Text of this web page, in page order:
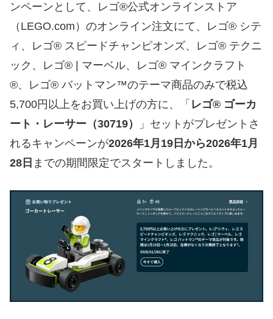
ンペーンとして、レゴ®公式オンラインストア
（LEGO.com）のオンライン注文にて、レゴ® シテ
ィ、レゴ® スピードチャンピオンズ、レゴ® テクニ
ック、レゴ® | マーベル、レゴ® マインクラフト
®、レゴ® バットマン™のテーマ商品のみで税込
5,700円以上をお買い上げの方に、「 レゴ® ゴーカ
ート・レーサー（30719）
」セットがプレゼントさ
れるキャンペーンが2026年1月19日から2026年1月
28日 までの期間限定でスタートしました。